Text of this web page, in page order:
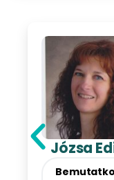
Józsa
Bemutatko